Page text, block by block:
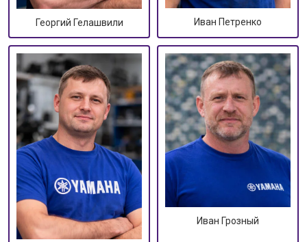
Георгий Гелашвили Иван Петренко
Иван Грозный